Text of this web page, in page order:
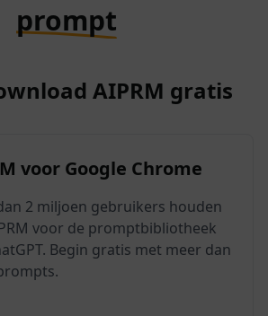
prompt
AIPRM gratis
voor Google Chrome
2 miljoen gebruikers houden
voor de promptbibliotheek
Begin gratis met meer dan